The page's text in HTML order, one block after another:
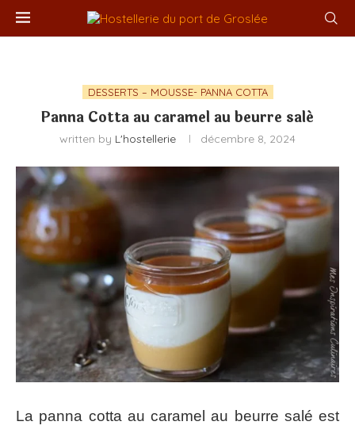
DESSERTS – MOUSSE- PANNA COTTA
Panna Cotta au caramel au beurre salé
written by L'hostellerie décembre 8, 2024
La panna cotta au caramel au beurre salé est